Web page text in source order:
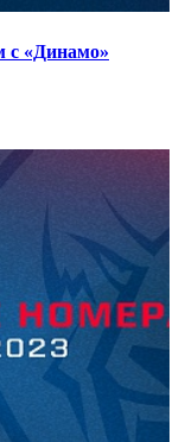
с «Динамо»